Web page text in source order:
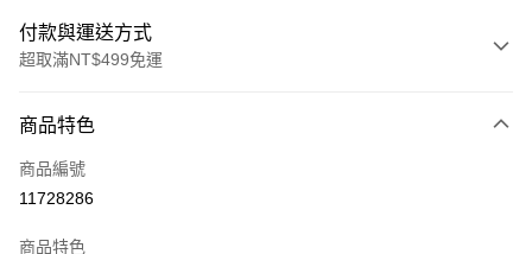
付款與運送方式
超取滿NT$499免運
icash Pay
信用卡一次付款
商品特色
商品編號
11728286
商品特色